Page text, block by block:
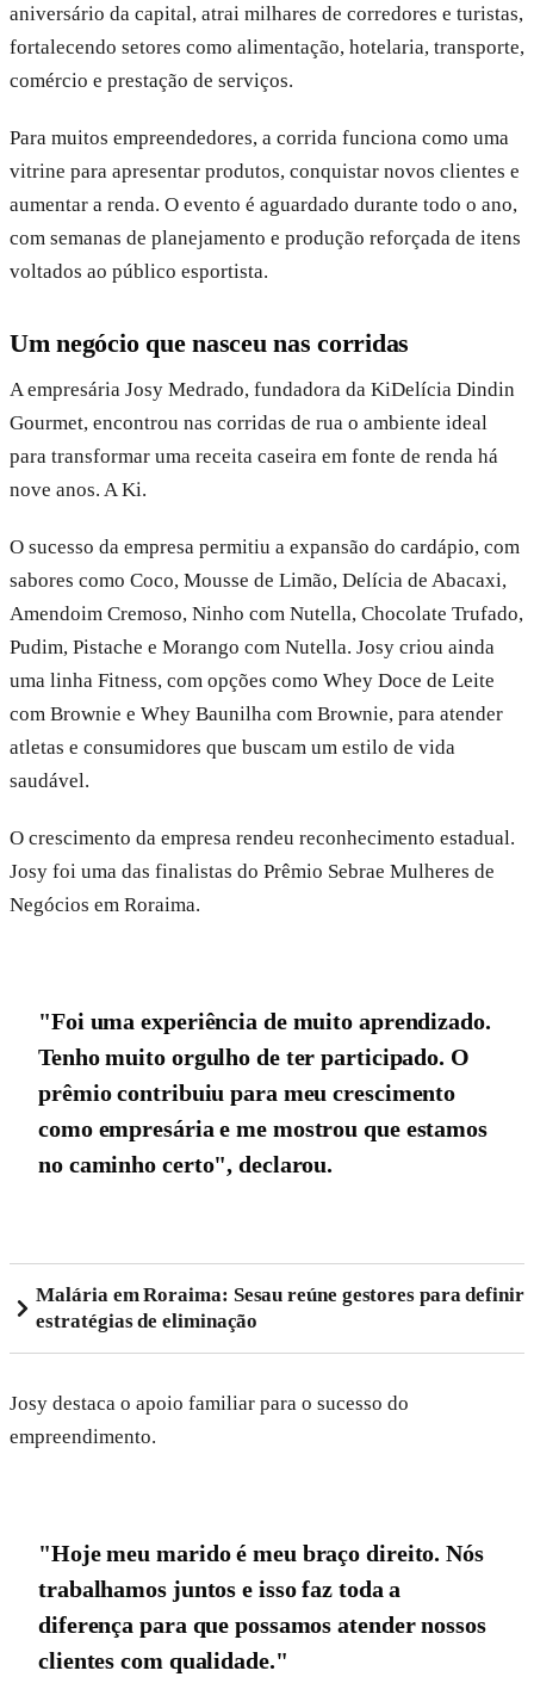
aniversário da capital, atrai milhares de corredores e turistas,
fortalecendo setores como alimentação, hotelaria, transporte,
comércio e prestação de serviços.
Para muitos empreendedores, a corrida funciona como uma
vitrine para apresentar produtos, conquistar novos clientes e
aumentar a renda. O evento é aguardado durante todo o ano,
com semanas de planejamento e produção reforçada de itens
voltados ao público esportista.
Um negócio que nasceu nas corridas
A empresária Josy Medrado, fundadora da KiDelícia Dindin
Gourmet, encontrou nas corridas de rua o ambiente ideal
para transformar uma receita caseira em fonte de renda há
nove anos. A Ki.
O sucesso da empresa permitiu a expansão do cardápio, com
sabores como Coco, Mousse de Limão, Delícia de Abacaxi,
Amendoim Cremoso, Ninho com Nutella, Chocolate Trufado,
Pudim, Pistache e Morango com Nutella. Josy criou ainda
uma linha Fitness, com opções como Whey Doce de Leite
com Brownie e Whey Baunilha com Brownie, para atender
atletas e consumidores que buscam um estilo de vida
saudável.
O crescimento da empresa rendeu reconhecimento estadual.
Josy foi uma das finalistas do Prêmio Sebrae Mulheres de
Negócios em Roraima.
"Foi uma experiência de muito aprendizado.
Tenho muito orgulho de ter participado. O
prêmio contribuiu para meu crescimento
como empresária e me mostrou que estamos
no caminho certo", declarou.
Malária em Roraima: Sesau reúne gestores para definir
estratégias de eliminação
Josy destaca o apoio familiar para o sucesso do
empreendimento.
"Hoje meu marido é meu braço direito. Nós
trabalhamos juntos e isso faz toda a
diferença para que possamos atender nossos
clientes com qualidade."